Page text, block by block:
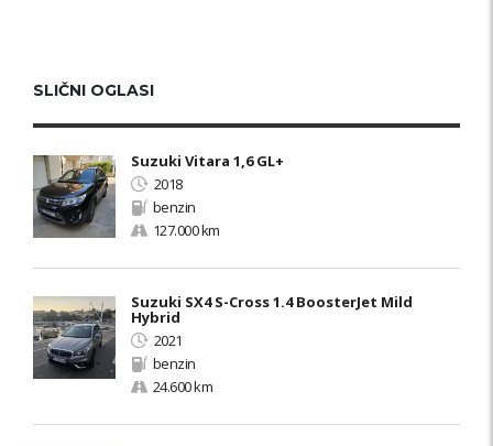
SLIČNI OGLASI
Suzuki Vitara 1,6 GL+
2018
benzin
127.000 km
Suzuki SX4 S-Cross 1.4 BoosterJet Mild
Hybrid
2021
benzin
24.600 km